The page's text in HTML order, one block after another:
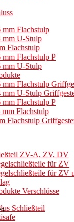
mm Flachstulp
mm U-Stulp
Flachstulp
mm Flachstulp P
mm U-Stulp
mm Flachstulp
mm U-Stulp
mm Flachstulp P
Flachstulp
Flachstulp
ZV-A, ZV, DV
für ZV
für ZV
Verschlüsse
Schließteil